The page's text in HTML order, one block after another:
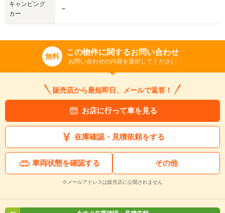
キャンピング
カー
－
無料 この物件に関するお問い合わせ
お問い合わせの内容を選択してください
販売店から最短即日、メールで返答！
お店に行って車を見る
在庫確認・見積依頼をする
車両状態を確認する その他
※メールアドレスは販売店に公開されません